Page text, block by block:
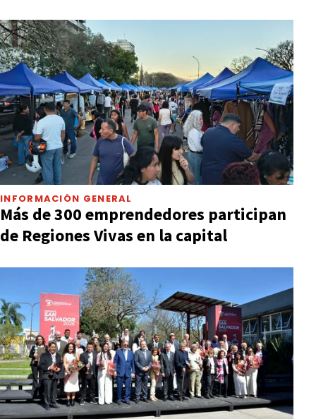
INFORMACIÓN GENERAL
Más de 300 emprendedores participan
de Regiones Vivas en la capital